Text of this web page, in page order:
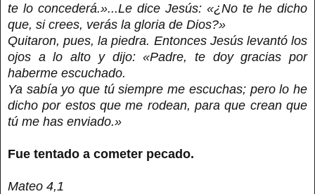
te lo concederá.»...Le dice Jesús: «¿No te he dicho
que, si crees, verás la gloria de Dios?»
Quitaron, pues, la piedra. Entonces Jesús levantó los
ojos a lo alto y dijo: «Padre, te doy gracias por
haberme escuchado.
Ya sabía yo que tú siempre me escuchas; pero lo he
dicho por estos que me rodean, para que crean que
tú me has enviado.»
Fue tentado a cometer pecado.
Mateo 4,1